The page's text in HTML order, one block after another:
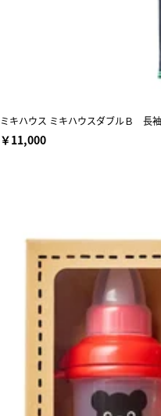
ミキハウス ミキハウスダブルＢ 長袖
￥11,000